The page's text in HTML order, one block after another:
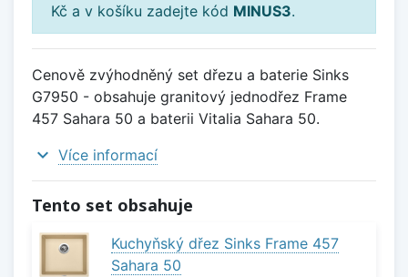
Kč a v košíku zadejte kód MINUS3.
Cenově zvýhodněný set dřezu a baterie Sinks
G7950 - obsahuje granitový jednodřez Frame
457 Sahara 50 a baterii Vitalia Sahara 50.
expand_more Více informací
Tento set obsahuje
Kuchyňský dřez Sinks Frame 457
Sahara 50